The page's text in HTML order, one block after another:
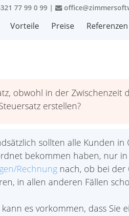
77 99 0 99 |
Vorteile Preise Referenzen
obwohl in der
erstellen?
sollten alle Kunden in
bekommen haben, nur
Rechnung nach, ob bei
in allen anderen Fällen
es vorkommen, dass Sie